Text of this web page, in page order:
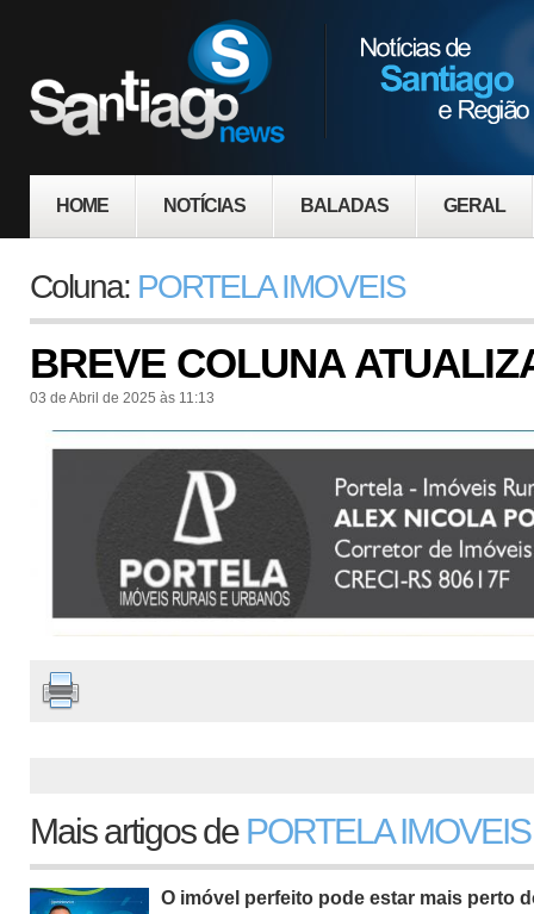
HOME NOTÍCIAS BALADAS GERAL
Coluna: PORTELA IMOVEIS
BREVE COLUNA
03 de Abril de 2025 às 11:13
Mais artigos de PORTELA IMOVEIS
O imóvel perfeito pode estar mais perto